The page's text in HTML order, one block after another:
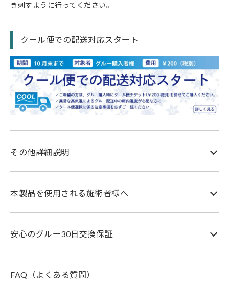
き刺すように行ってください。
クール便での配送対応スタート
その他詳細説明
本製品を使用される施術者様へ
安心のグルー30日交換保証
FAQ（よくある質問）